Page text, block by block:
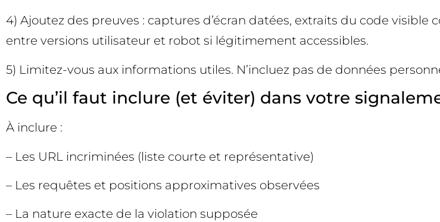
4) Ajoutez des preuves : captures d’écran datées, extraits du code
entre versions utilisateur et robot si légitimement accessibles.
5) Limitez-vous aux informations utiles. N’incluez pas de données
Ce qu’il faut inclure (et éviter) dans votre
À inclure :
– Les URL incriminées (liste courte et représentative)
– Les requêtes et positions approximatives observées
– La nature exacte de la violation supposée